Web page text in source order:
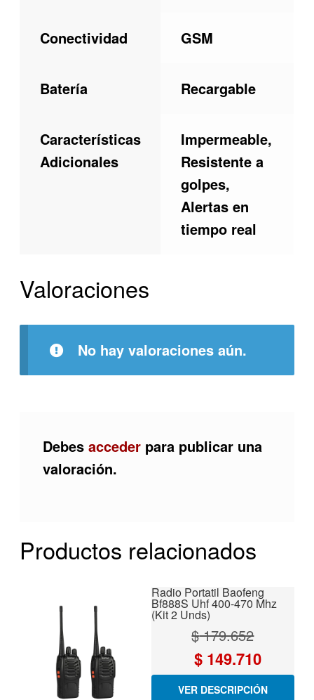
Conectividad GSM
Batería Recargable
Características
Adicionales
Impermeable,
Resistente a
golpes,
Alertas en
tiempo real
Valoraciones
No hay valoraciones aún.
Debes accederpara publicar una
valoración.
Productos relacionados
Radio Portatil Baofeng
Bf888S Uhf 400-470 Mhz
(Kit 2 Unds)
$179.652
El
precio
$149.710El
precio
VER DESCRIPCIÓN